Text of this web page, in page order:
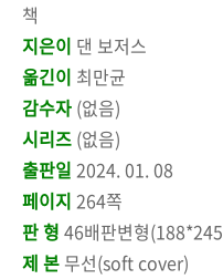
책
지은이 댄 보저스
옮긴이 최만균
감수자 (없음)
시리즈 (없음)
출판일 2024. 01. 08
페이지 264쪽
판 형 46배판변형
제 본 무선(soft cover)